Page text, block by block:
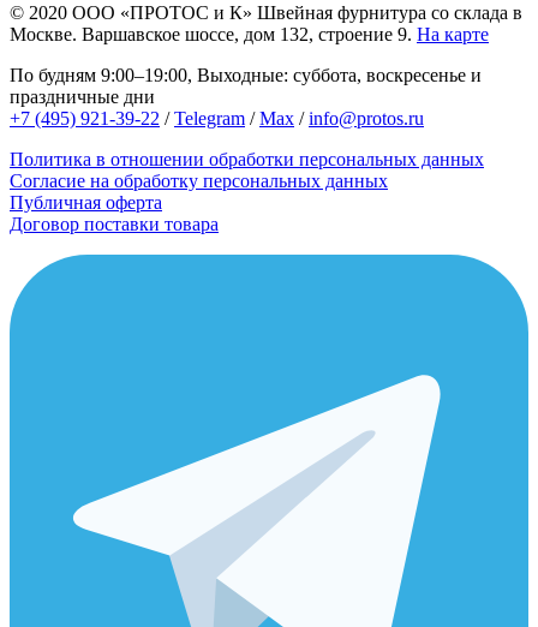
© 2020 ООО «ПРОТОС и К» Швейная фурнитура со склада в
Москве. Варшавское шоссе, дом 132, строение 9. На карте
По будням 9:00–19:00, Выходные: суббота, воскресенье и
праздничные дни
+7 (495) 921-39-22 /Telegram /Max /info@protos.ru
Политика в отношении обработки персональных данных
Согласие на обработку персональных данных
Публичная оферта
Договор поставки товара